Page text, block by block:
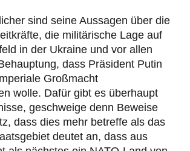
sind seine Aussagen über die
die militärische Lage auf
in der Ukraine und vor allen
dass Präsident Putin
Großmacht
wolle. Dafür gibt es überhaupt
geschweige denn Beweise
dass dies mehr betreffe als das
deutet an, dass aus